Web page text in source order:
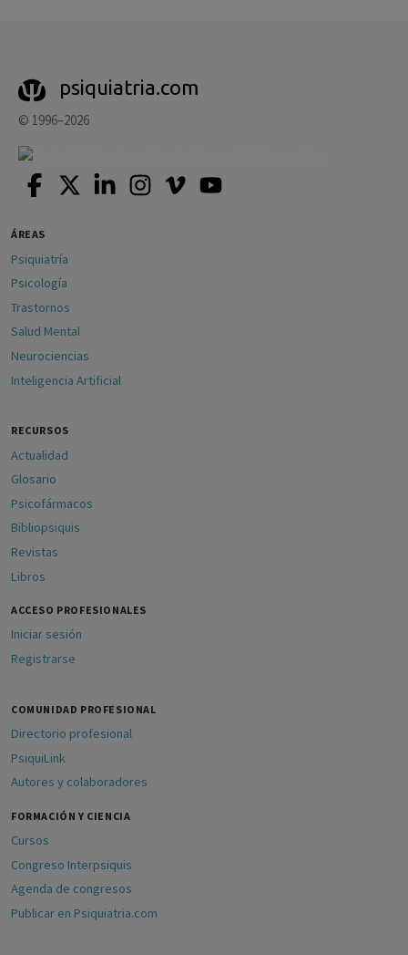
psiquiatria.com
© 1996–2026
ÁREAS
Psiquiatría
Psicología
Trastornos
Salud Mental
Neurociencias
Inteligencia Artificial
RECURSOS
Actualidad
Glosario
Psicofármacos
Bibliopsiquis
Revistas
Libros
ACCESO PROFESIONALES
Iniciar sesión
Registrarse
COMUNIDAD PROFESIONAL
Directorio profesional
PsiquiLink
Autores y colaboradores
FORMACIÓN Y CIENCIA
Cursos
Congreso Interpsiquis
Agenda de congresos
Publicar en Psiquiatria.com